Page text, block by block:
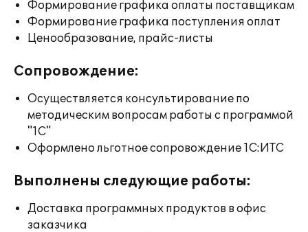
Формирование графика оплаты поставщикам
Формирование графика поступления оплат
Ценообразование, прайс-листы
Сопровождение:
Осуществляется консультирование по
методическим вопросам работы с программой
"1С"
Оформлено льготное сопровождение 1С:ИТС
Выполнены следующие работы:
Доставка программных продуктов в офис
заказчика